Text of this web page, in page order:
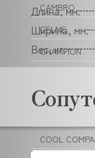
CAMBRO
CELME
CHAMPION
CONVITO
COOL
Длина, мм:
Ширина, мм:
Вес, кг: